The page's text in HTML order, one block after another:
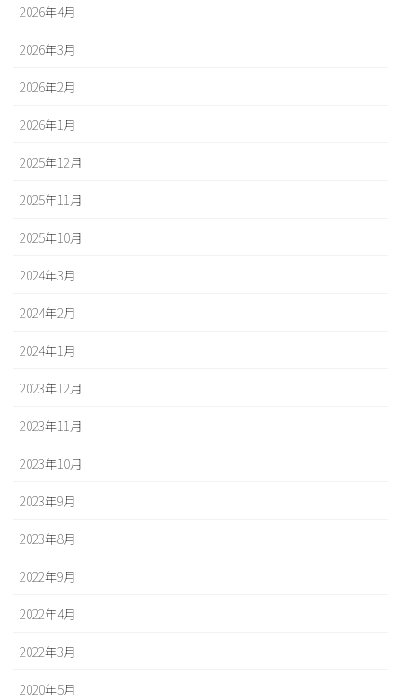
2026年4月
2026年3月
2026年2月
2026年1月
2025年12月
2025年11月
2025年10月
2024年3月
2024年2月
2024年1月
2023年12月
2023年11月
2023年10月
2023年9月
2023年8月
2022年9月
2022年4月
2022年3月
2020年5月